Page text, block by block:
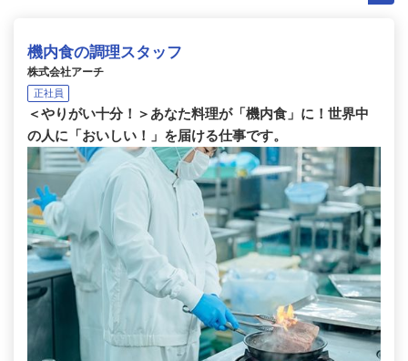
機内食の調理スタッフ
株式会社アーチ
正社員
＜やりがい十分！＞あなた料理が「機内食」に！世界中
の人に「おいしい！」を届ける仕事です。